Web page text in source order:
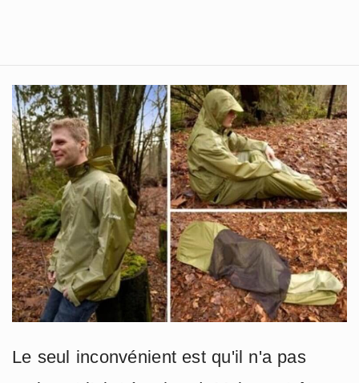
Le seul inconvénient est qu'il n'a pas